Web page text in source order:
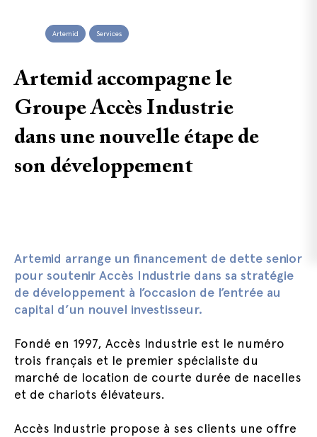
Artemid Services
Artemid accompagne le
Groupe Accès Industrie
dans une nouvelle étape de
son développement
Artemid arrange un financement de dette senior
pour soutenir Accès Industrie dans sa stratégie
de développement à l’occasion de l’entrée au
capital d’un nouvel investisseur.
Fondé en 1997, Accès Industrie est le numéro
trois français et le premier spécialiste du
marché de location de courte durée de nacelles
et de chariots élévateurs.
Accès Industrie propose à ses clients une offre